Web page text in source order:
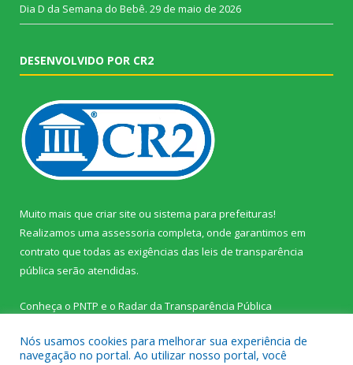
Dia D da Semana do Bebê. 29 de maio de 2026
DESENVOLVIDO POR CR2
Muito mais que criar site ou sistema para prefeituras!
Realizamos uma assessoria completa, onde garantimos em
contrato que todas as exigências das leis de transparência
pública serão atendidas.
Conheça o PNTP e o Radar da Transparência Pública
Nós usamos cookies para melhorar sua experiência de
navegação no portal. Ao utilizar nosso portal, você